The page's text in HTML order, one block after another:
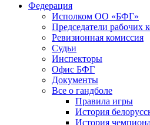
Федерация
Исполком ОО «БФГ»
Председатели рабочих
Ревизионная комиссия
Судьи
Инспекторы
Офис БФГ
Документы
Все о гандболе
Правила игры
История
История